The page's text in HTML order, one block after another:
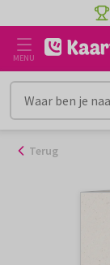
naar
inhoud
MENU
Terug